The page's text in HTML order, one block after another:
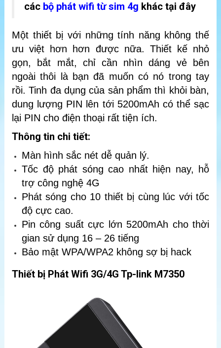
các bộ phát wifi từ sim 4g khác tại đây
Một thiết bị với những tính năng không thế
ưu việt hơn hơn được nữa. Thiết kế nhỏ
gọn, bắt mắt, chỉ cần nhìn dáng vẻ bên
ngoài thôi là bạn đã muốn có nó trong tay
rồi. Tinh đa dụng của sản phẩm thì khỏi bàn,
dung lượng PIN lên tới 5200mAh có thể sạc
lại PIN cho điện thoại rất tiện ích.
Thông tin chi tiết:
Màn hình sắc nét dễ quản lý.
Tốc độ phát sóng cao nhất hiện nay, hỗ
trợ công nghệ 4G
Phát sóng cho 10 thiết bị cùng lúc với tốc
độ cực cao.
Pin công suất cực lớn 5200mAh cho thời
gian sử dụng 16 – 26 tiếng
Bảo mật WPA/WPA2 không sợ bị hack
Thiết bị Phát Wifi 3G/4G Tp-link M7350